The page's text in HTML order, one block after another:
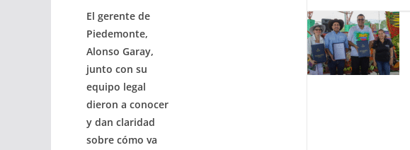
El gerente de
Piedemonte,
Alonso Garay,
junto con su
equipo legal
dieron a conocer
y dan claridad
sobre cómo va